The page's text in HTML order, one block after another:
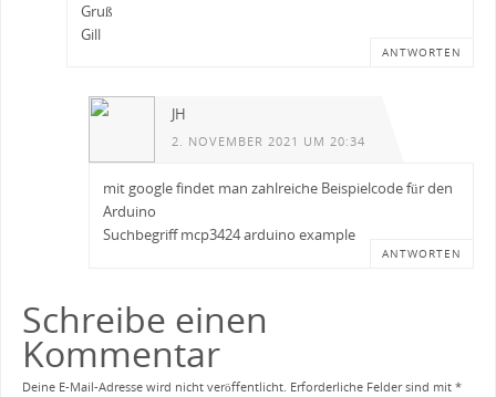
Gruß
Gill
ANTWORTEN
JH
2. NOVEMBER 2021 UM 20:34
mit google findet man zahlreiche Beispielcode für den
Arduino
Suchbegriff mcp3424 arduino example
ANTWORTEN
Schreibe einen
Kommentar
Deine E-Mail-Adresse wird nicht veröffentlicht. Erforderliche Felder sind mit *